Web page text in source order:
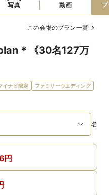
写真 動画
この会場のプラン一覧
＊《30名127万
イナビ限定
ファミリーウエディング
名
円